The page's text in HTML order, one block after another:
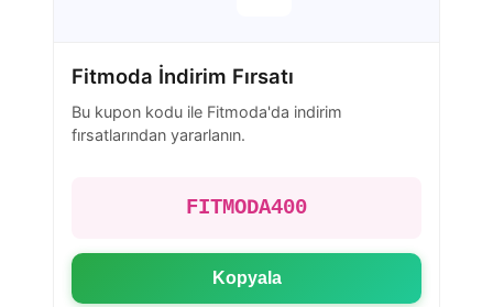
Fitmoda İndirim Fırsatı
Bu kupon kodu ile Fitmoda'da indirim
fırsatlarından yararlanın.
FITMODA400
Kopyala